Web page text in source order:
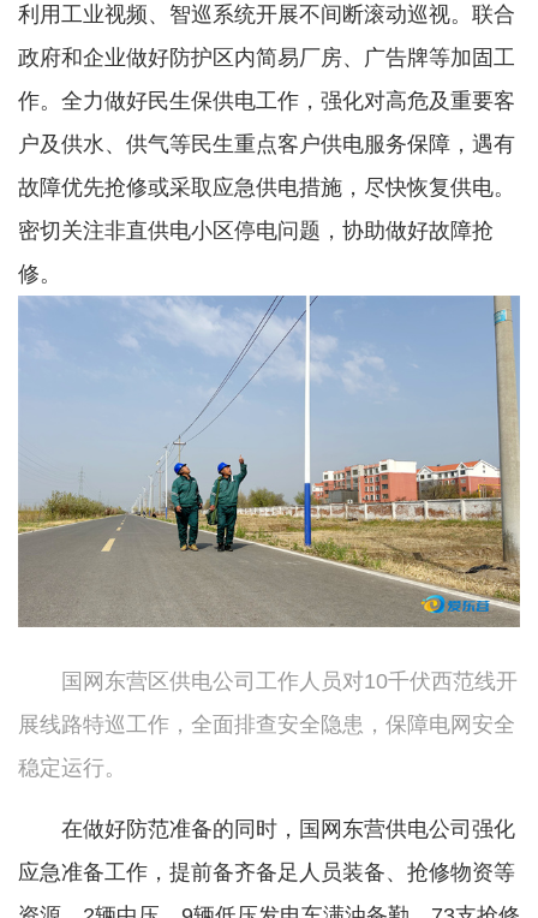
利用工业视频、智巡系统开展不间断滚动巡视。联合
政府和企业做好防护区内简易厂房、广告牌等加固工
作。全力做好民生保供电工作，强化对高危及重要客
户及供水、供气等民生重点客户供电服务保障，遇有
故障优先抢修或采取应急供电措施，尽快恢复供电。
密切关注非直供电小区停电问题，协助做好故障抢
修。
国网东营区供电公司工作人员对10千伏西范线开
展线路特巡工作，全面排查安全隐患，保障电网安全
稳定运行。
在做好防范准备的同时，国网东营供电公司强化
应急准备工作，提前备齐备足人员装备、抢修物资等